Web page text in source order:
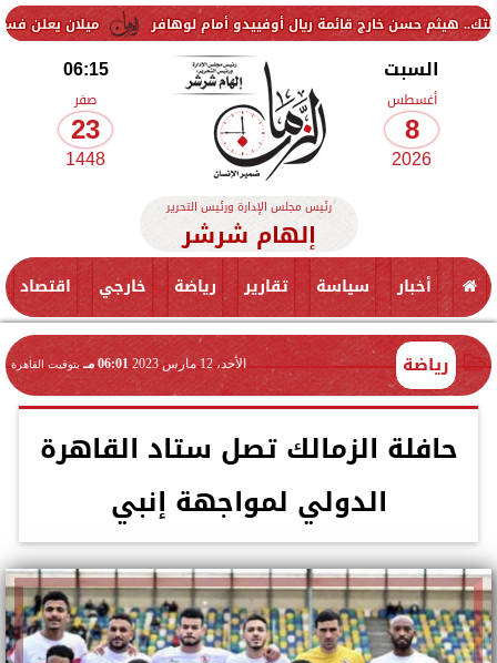
ميلان يعلن فسخ عقد إسماعيل قائمة ريال أوفييدو أمام لوهافر
السبت
أغسطس
8
2026
06:15
صفر
23
1448
رئيس مجلس الإدارة ورئيس التحرير
إلهام شرشر
أخبار سياسة تقارير رياضة خارجي اقتصاد
رياضة الأحد، 12 مارس 2023 06:01 مـ بتوقيت القاهرة
حافلة الزمالك تصل ستاد القاهرة
الدولي لمواجهة إنبي